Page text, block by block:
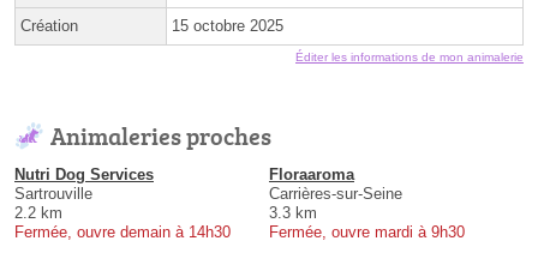
Création 15 octobre 2025
Éditer les informations de mon animalerie
Animaleries proches
Nutri Dog Services
Sartrouville
2.2 km
Fermée, ouvre demain à 14h30
Floraaroma
Carrières-sur-Seine
3.3 km
Fermée, ouvre mardi à 9h30